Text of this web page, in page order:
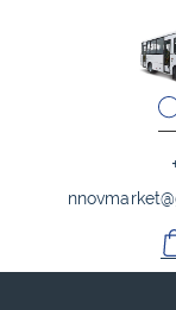
nnovmarket@